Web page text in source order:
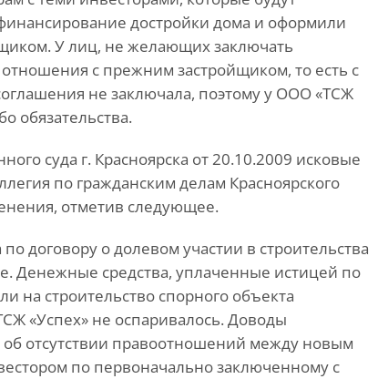
достройки дома и оформили
У лиц, не желающих заключать
с прежним застройщиком, то есть с
не заключала, поэтому у ООО «ТСЖ
обязательства.
суда г. Красноярска от 20.10.2009 исковые
по гражданским делам Красноярского
отметив следующее.
договору о долевом участии в строительства
Денежные средства, уплаченные истицей по
строительство спорного объекта
«Успех» не оспаривалось. Доводы
отсутствии правоотношений между новым
по первоначально заключенному с